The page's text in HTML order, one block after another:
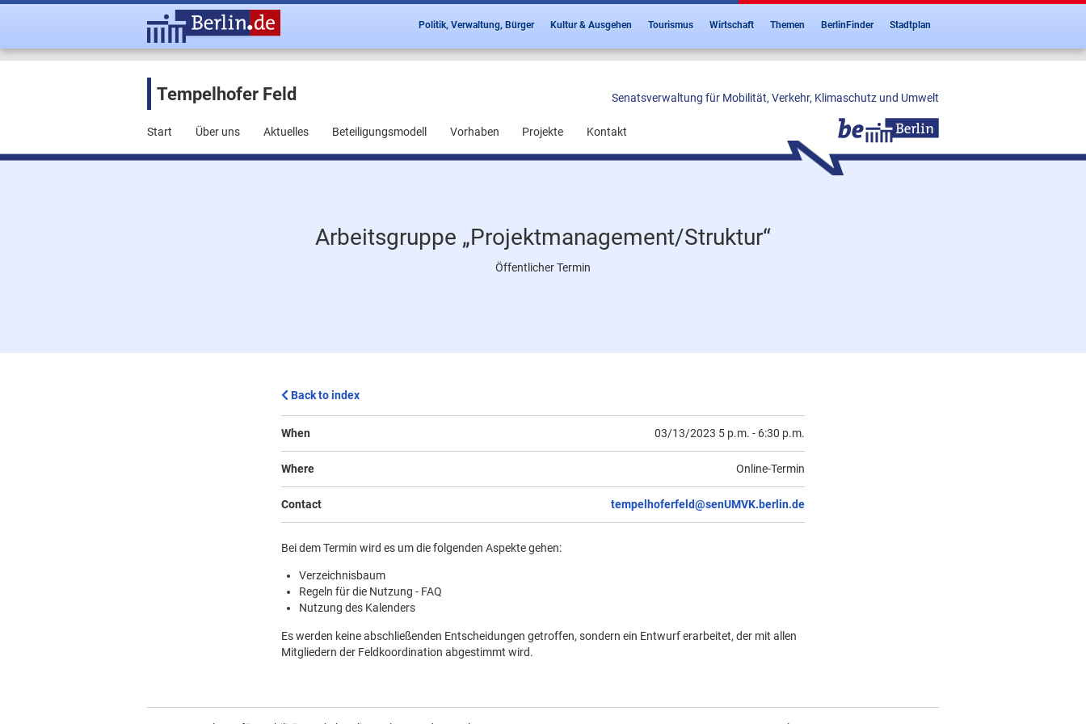
Politik, Verwaltung, Bürger Kultur & Ausgehen Tourismus Wirtschaft Themen BerlinFinder Stadtplan
Tempelhofer Feld
Start Über uns Aktuelles Beteiligungsmodell Vorhaben Projekte Kontakt
Senatsverwaltung für Mobilität, Verkehr, Klimaschutz und Umwelt
Arbeitsgruppe „Projektmanagement/Struktur“
Öffentlicher Termin
Back to index
When 03/13/2023 5 p.m. - 6:30 p.m.
Where Online-Termin
Contact tempelhoferfeld@senUMVK.berlin.de
Bei dem Termin wird es um die folgenden Aspekte gehen:
Verzeichnisbaum
Regeln für die Nutzung - FAQ
Nutzung des Kalenders
Es werden keine abschließenden Entscheidungen getroffen, sondern ein Entwurf erarbeitet, der mit allen
Mitgliedern der Feldkoordination abgestimmt wird.